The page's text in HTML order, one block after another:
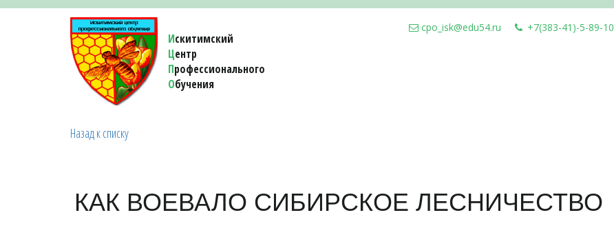
Искитимский
Центр
Профессионального
Обучения
+7(383-41)-5-89-10
cpo_isk@edu54.ru
Назад к списку
КАК ВОЕВАЛО СИБИРСКОЕ ЛЕСНИЧЕСТВО